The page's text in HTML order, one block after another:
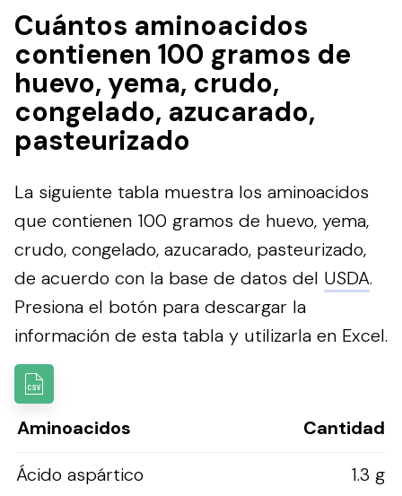
Cuántos aminoacidos
contienen 100 gramos de
huevo, yema, crudo,
congelado, azucarado,
pasteurizado
La siguiente tabla muestra los aminoacidos
que contienen 100 gramos de huevo, yema,
crudo, congelado, azucarado, pasteurizado,
de acuerdo con la base de datos del USDA.
Presiona el botón para descargar la
información de esta tabla y utilizarla en Excel.
Aminoacidos
Cantidad
Ácido aspártico
1.3 g